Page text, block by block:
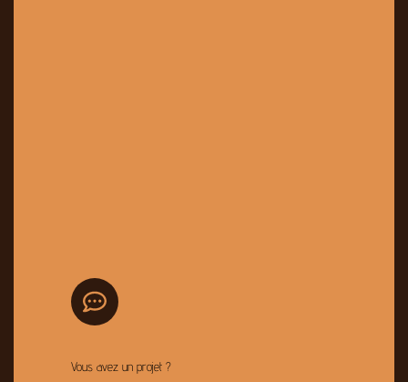
Vous avez un projet ?